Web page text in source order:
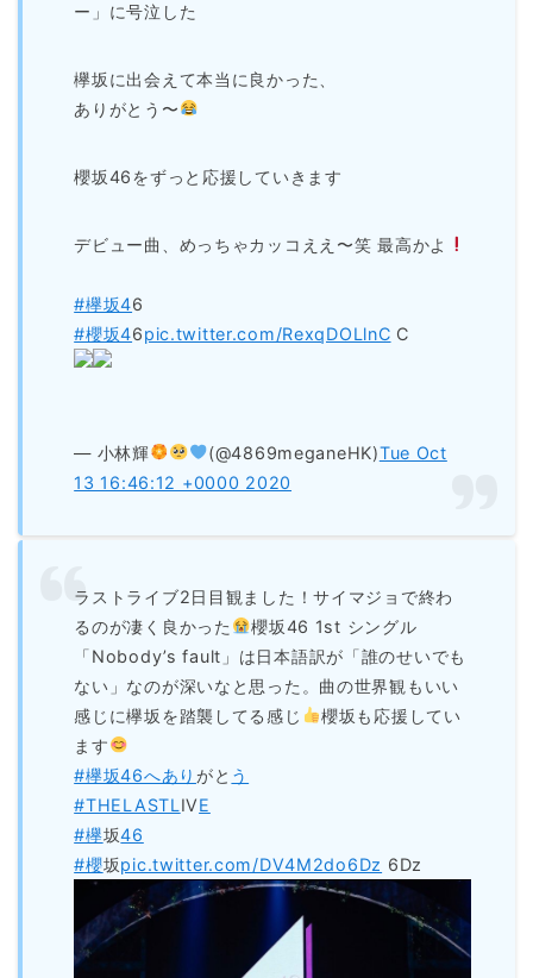
ー」に号泣した
欅坂に出会えて本当に良かった、
ありがとう〜
櫻坂46をずっと応援していきます
デビュー曲、めっちゃカッコええ〜笑 最高かよ
#欅坂46
#櫻坂46pic.twitter.com/RexqDOLlnC C
— 小林輝 (@4869meganeHK)Tue Oct
13 16:46:12 +0000 2020
ラストライブ2日目観ました！サイマジョで終わ
るのが凄く良かった
櫻坂46 1st シングル
「Nobody’s fault」は日本語訳が「誰のせいでも
ない」なのが深いなと思った。曲の世界観もいい
感じに欅坂を踏襲してる感じ
櫻坂も応援してい
ます
#欅坂46へあり がと う
#THELASTLIVE
#欅坂46
#櫻坂pic.twitter.com/DV4M2do6Dz 6Dz